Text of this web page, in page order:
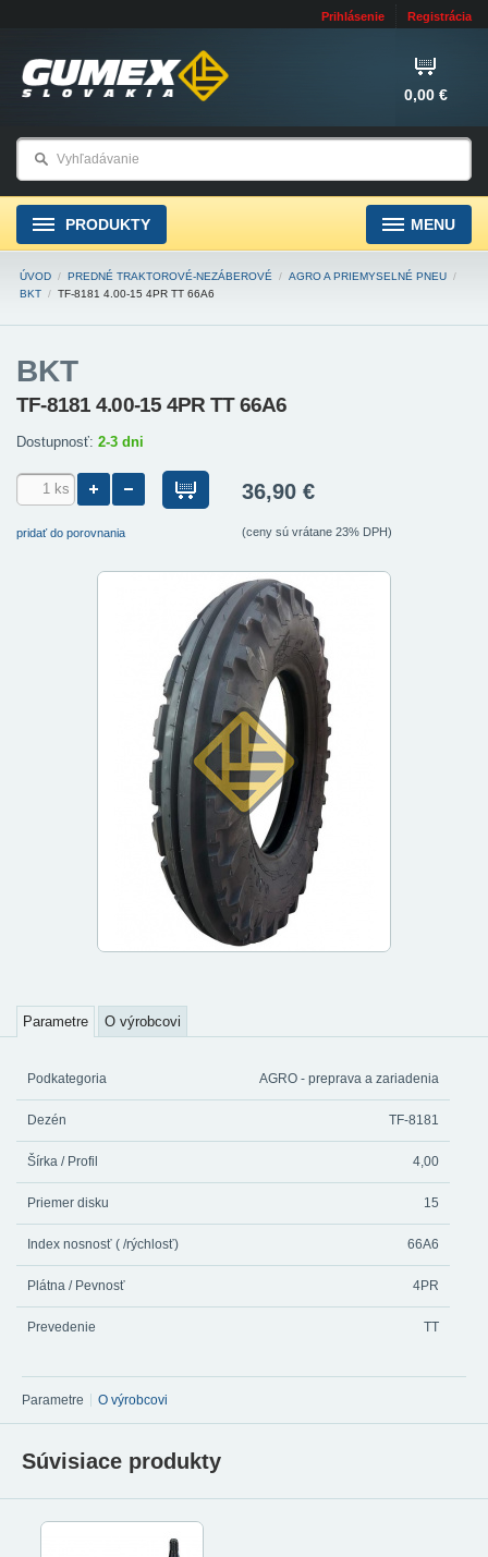
Prihlásenie Registrácia
0,00 €
PRODUKTY MENU
ÚVOD / PREDNÉ TRAKTOROVÉ-NEZÁBEROVÉ / AGRO A PRIEMYSELNÉ PNEU /
BKT / TF-8181 4.00-15 4PR TT 66A6
BKT
TF-8181 4.00-15 4PR TT 66A6
Dostupnosť: 2-3 dni
pridať do porovnania
36,90 €
(ceny sú vrátane 23% DPH)
Parametre O výrobcovi
Podkategoria AGRO - preprava a zariadenia
Dezén TF-8181
Šírka / Profil 4,00
Priemer disku 15
Index nosnosť ( /rýchlosť) 66A6
Plátna / Pevnosť 4PR
Prevedenie TT
Parametre O výrobcovi
Súvisiace produkty